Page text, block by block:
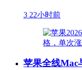
3 22小时前
苹果全线Mac